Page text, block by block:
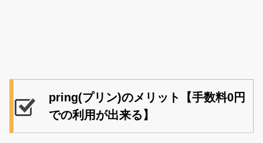
pring(プリン)のメリット【手数料0円
での利用が出来る】